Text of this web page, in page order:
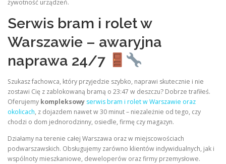
żywotność urządzeń.
Serwis bram i rolet w
Warszawie – awaryjna
naprawa 24/7
Szukasz fachowca, który przyjedzie szybko, naprawi skutecznie i nie
zostawi Cię z zablokowaną bramą o 23:47 w deszczu? Dobrze trafiłeś.
Oferujemy kompleksowy serwis bram i rolet w Warszawie oraz
okolicach, z dojazdem nawet w 30 minut – niezależnie od tego, czy
chodzi o dom jednorodzinny, osiedle, firmę czy magazyn.
Działamy na terenie całej Warszawa oraz w miejscowościach
podwarszawskich. Obsługujemy zarówno klientów indywidualnych, jak i
wspólnoty mieszkaniowe, deweloperów oraz firmy przemysłowe.